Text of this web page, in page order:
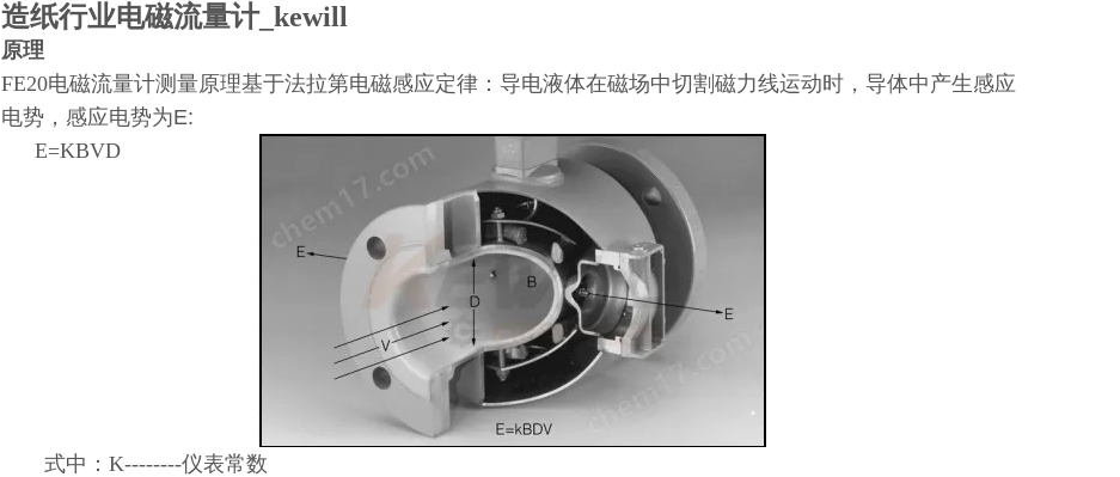
造纸行业电磁流量计_kewill
原理
FE20电磁流量计测量原理基于法拉第电磁感应定律：导电液体在磁场中切割磁力线运动时，导体中产生感应
电势，感应电势为E:
E=KBVD
式中：K--------仪表常数